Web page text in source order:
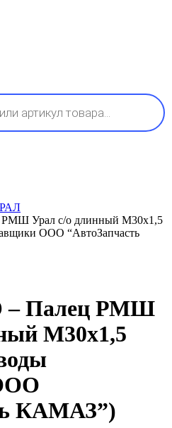
РМШ Урал с/о длинный М30х1,5
ООО “АвтоЗапчасть
– Палец РМШ
М30х1,5
КАМАЗ”)